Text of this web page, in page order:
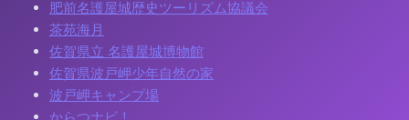
肥前名護屋城歴史ツーリズム協議会
茶苑海月
佐賀県立 名護屋城博物館
佐賀県波戸岬少年自然の家
波戸岬キャンプ場